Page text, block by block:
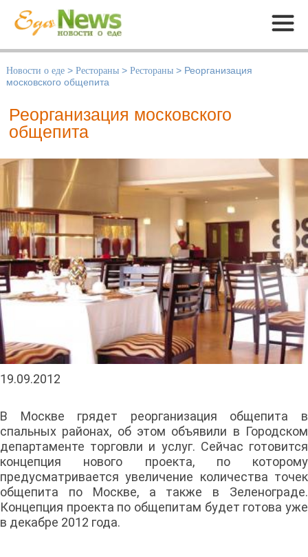
Меню
Новости о еде > Рестораны > Рестораны > Реорганизация
московского общепита
Реорганизация московского
общепита
19.09.2012
В Москве грядет реорганизация общепита в
спальных районах, об этом объявили в Городском
департаменте торговли и услуг. Сейчас готовится
концепция нового проекта, по которому
предусматривается увеличение количества точек
общепита по Москве, а также в Зеленограде.
Концепция проекта по общепитам будет готова уже
в декабре 2012 года.